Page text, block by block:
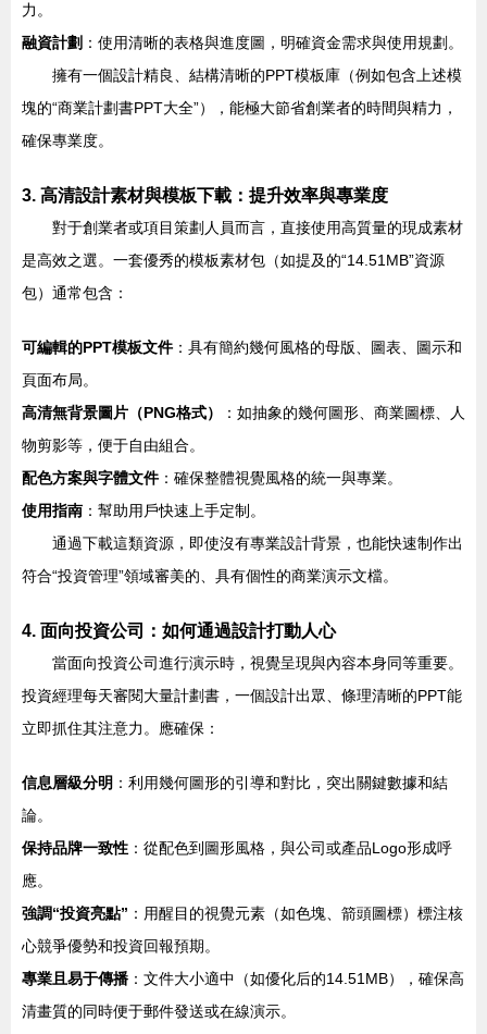
力。
融資計劃 ：使用清晰的表格與進度圖，明確資金需求與使用規劃。
擁有一個設計精良、結構清晰的PPT模板庫（例如包含上述模
塊的“商業計劃書PPT大全”），能極大節省創業者的時間與精力，
確保專業度。
3. 高清設計素材與模板下載：提升效率與專業度
對于創業者或項目策劃人員而言，直接使用高質量的現成素材
是高效之選。一套優秀的模板素材包（如提及的“14.51MB”資源
包）通常包含：
可編輯的PPT模板文件：具有簡約幾何風格的母版、圖表、圖示和
頁面布局。
高清無背景圖片（PNG格式）
：如抽象的幾何圖形、商業圖標、人
物剪影等，便于自由組合。
配色方案與字體文件：確保整體視覺風格的統一與專業。
使用指南 ：幫助用戶快速上手定制。
通過下載這類資源，即使沒有專業設計背景，也能快速制作出
符合“投資管理”領域審美的、具有個性的商業演示文檔。
4. 面向投資公司：如何通過設計打動人心
當面向投資公司進行演示時，視覺呈現與內容本身同等重要。
投資經理每天審閱大量計劃書，一個設計出眾、條理清晰的PPT能
立即抓住其注意力。應確保：
信息層級分明 ：利用幾何圖形的引導和對比，突出關鍵數據和結
論。
保持品牌一致性 ：從配色到圖形風格，與公司或產品Logo形成呼
應。
強調“投資亮點” ：用醒目的視覺元素（如色塊、箭頭圖標）標注核
心競爭優勢和投資回報預期。
專業且易于傳播 ：文件大小適中（如優化后的14.51MB），確保高
清畫質的同時便于郵件發送或在線演示。